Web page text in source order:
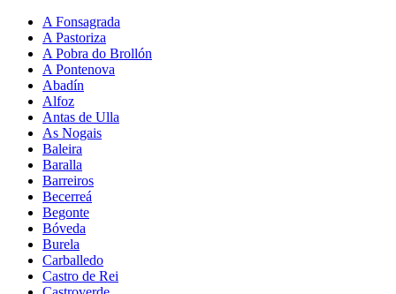
A Fonsagrada
A Pastoriza
A Pobra do Brollón
A Pontenova
Abadín
Alfoz
Antas de Ulla
As Nogais
Baleira
Baralla
Barreiros
Becerreá
Begonte
Bóveda
Burela
Carballedo
Castro de Rei